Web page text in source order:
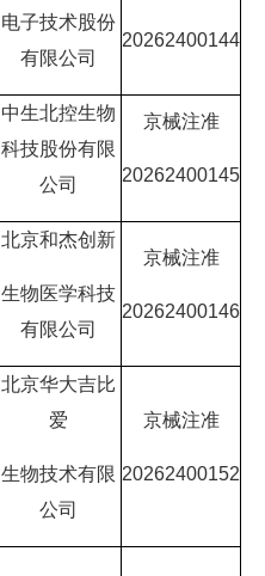
电子技术股份
有限公司
20262400144
中生北控生物
科技股份有限
公司
京械注准
20262400145
北京和杰创新
生物医学科技
有限公司
京械注准
20262400146
北京华大吉比
爱
生物技术有限
公司
京械注准
20262400152